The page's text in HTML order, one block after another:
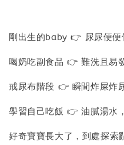
剛出生的baby 👉 尿尿便便
喝奶吃副食品 👉 難洗且易
戒尿布階段 👉 瞬間炸屎炸
學習自己吃飯 👉 油膩湯水
好奇寶寶長大了，到處探